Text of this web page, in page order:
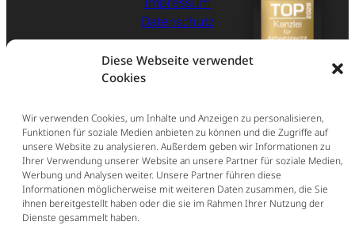
Diese Webseite verwendet
Cookies
Wir verwenden Cookies, um Inhalte und Anzeigen zu personalisieren,
Funktionen für soziale Medien anbieten zu können und die Zugriffe auf
unsere Website zu analysieren. Außerdem geben wir Informationen zu
Ihrer Verwendung unserer Website an unsere Partner für soziale Medien,
Werbung und Analysen weiter. Unsere Partner führen diese
Informationen möglicherweise mit weiteren Daten zusammen, die Sie
ihnen bereitgestellt haben oder die sie im Rahmen Ihrer Nutzung der
Dienste gesammelt haben.
Datenschutz